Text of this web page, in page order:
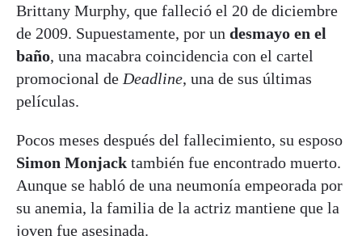
Brittany Murphy, que falleció el 20 de diciembre
de 2009. Supuestamente, por un desmayo en el
baño, una macabra coincidencia con el cartel
promocional de Deadline, una de sus últimas
películas.
Pocos meses después del fallecimiento, su esposo
Simon Monjack también fue encontrado muerto.
Aunque se habló de una neumonía empeorada por
su anemia, la familia de la actriz mantiene que la
joven fue asesinada.